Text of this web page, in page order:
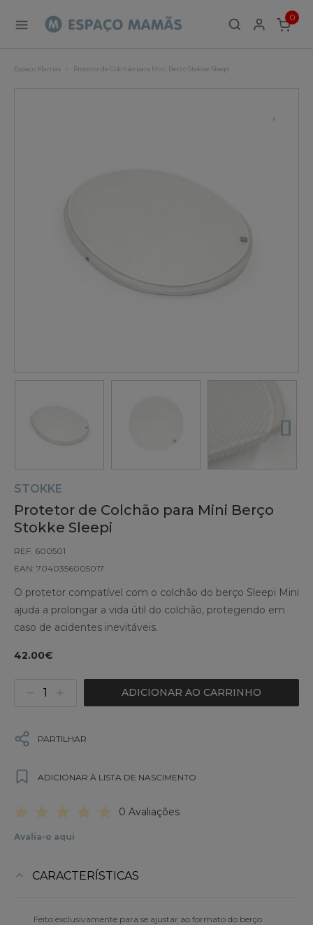
0
ITEMS
Espaço Mamãs Protetor de Colchão para Mini Berço Stokke Sleepi
STOKKE
Protetor de Colchão para Mini Berço
Stokke Sleepi
REF: 600501
EAN: 7040356005017
O protetor compatível com o colchão do berço Sleepi Mini
ajuda a prolongar a vida útil do colchão, protegendo em
caso de acidentes inevitáveis.
42.00€
ADICIONAR AO CARRINHO
PARTILHAR
ADICIONAR À LISTA DE NASCIMENTO
0 Avaliações
Avalia-o aqui
CARACTERÍSTICAS
Feito exclusivamente para se ajustar ao formato do berço